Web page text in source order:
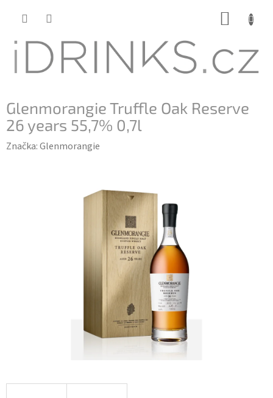
Glenmorangie Truffle Oak Reserve
26 years 55,7% 0,7l
Značka:Glenmorangie